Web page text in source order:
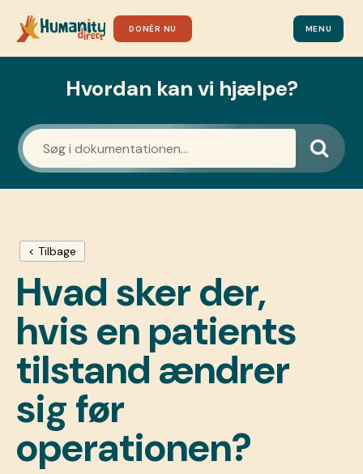
DONÉR NU MENU
Hvordan kan vi hjælpe?
< Tilbage
Hvad sker der,
hvis en patients
tilstand ændrer
sig før
operationen?